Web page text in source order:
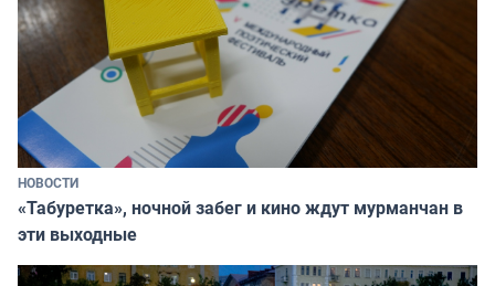
НОВОСТИ
«Табуретка», ночной забег и кино ждут мурманчан в
эти выходные